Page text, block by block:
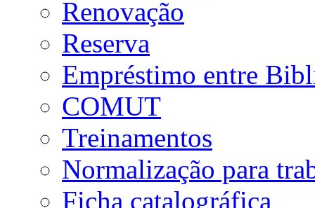
Renovação
Reserva
Empréstimo entre
COMUT
Treinamentos
Normalização para
Ficha catalográfica